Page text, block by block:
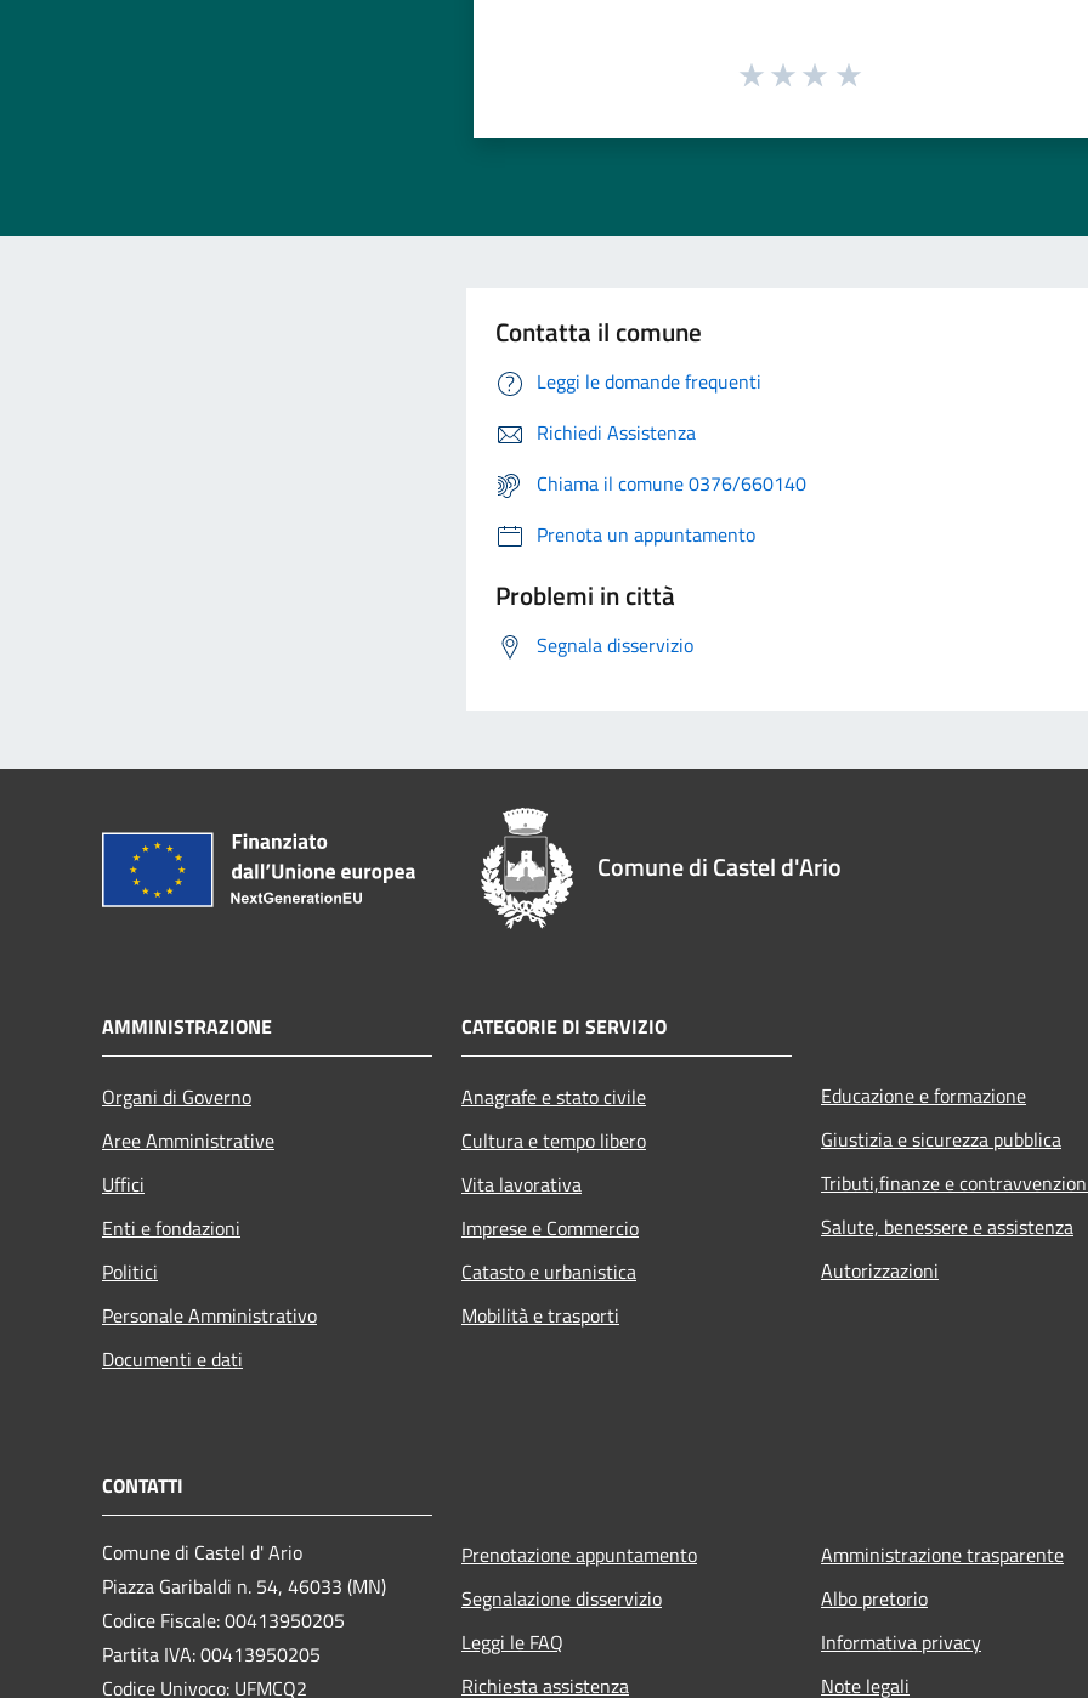
Contatta il comune
Leggi le domande frequenti
Richiedi Assistenza
Chiama il comune 0376/660140
Prenota un appuntamento
Problemi in città
Segnala disservizio
Comune di Castel d'Ario
AMMINISTRAZIONE
Organi di Governo
Aree Amministrative
Uffici
Enti e fondazioni
Politici
Personale Amministrativo
Documenti e dati
CATEGORIE DI SERVIZIO
Anagrafe e stato civile
Cultura e tempo libero
Vita lavorativa
Imprese e Commercio
Catasto e urbanistica
Mobilità e trasporti
Educazione e formazione
Giustizia e sicurezza pubblica
Tributi,finanze e
Salute, benessere e assistenza
Autorizzazioni
CONTATTI
Comune di Castel d' Ario
Piazza Garibaldi n. 54, 46033 (MN)
Codice Fiscale: 00413950205
Partita IVA: 00413950205
Codice Univoco: UFMCQ2
Prenotazione appuntamento
Segnalazione disservizio
Leggi le FAQ
Richiesta assistenza
Amministrazione trasparente
Albo pretorio
Informativa privacy
Note legali